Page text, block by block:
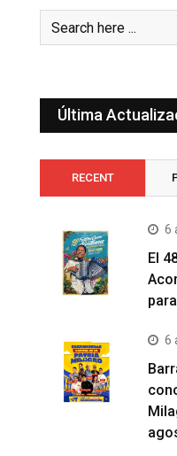
Última
RECENT
6
El
6